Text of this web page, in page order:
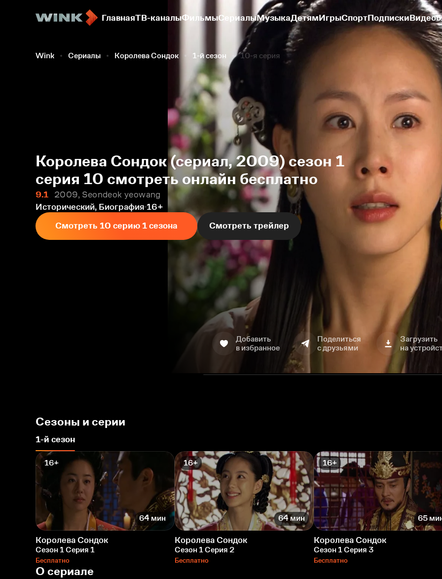
ГлавнаяТВ-каналыФильмыСериалыМузыкаДетямИгрыСпортПодписки
Wink Сериалы Королева Сондок 1-й сезон 10-я серия
Королева Сондок (сериал, 2009) сезон 1
серия 10 смотреть онлайн бесплатно
9.1
2009, Seondeok yeowang
Исторический, Биография 16+
Смотреть 10 серию 1 сезона
Смотреть трейлер
Добавить
в избранное
Поделиться
с друзьями
Загрузить
на
Сезоны и серии
1-й сезон
16+
64 мин
Королева Сондок
Сезон 1 Серия 1
Бесплатно
16+
64 мин
Королева Сондок
Сезон 1 Серия 2
Бесплатно
16+
65
Королева Сондок
Сезон 1 Серия 3
Бесплатно
О сериале